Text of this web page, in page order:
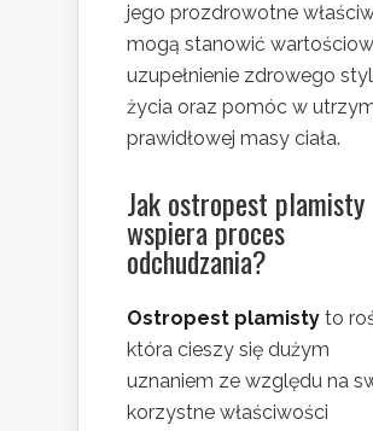
jego prozdrowotne
mogą stanowić
uzupełnienie zdrowego
życia oraz pomóc w
prawidłowej masy ciała.
Jak ostropest plamisty
wspiera proces
odchudzania?
Ostropest plamisty to
która cieszy się dużym
uznaniem ze względu na
korzystne właściwości